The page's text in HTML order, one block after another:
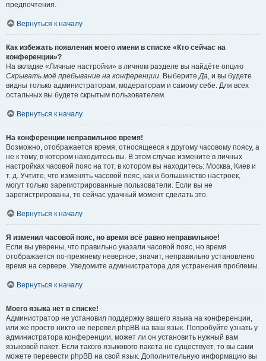
предпочтения.
Вернуться к началу
Как избежать появления моего имени в списке «Кто сейчас на
конференции»?
На вкладке «Личные настройки» в личном разделе вы найдёте опцию
Скрывать моё пребывание на конференции. ВыберитеДа, и вы будете
видны только администраторам, модераторам и самому себе. Для всех
остальных вы будете скрытым пользователем.
Вернуться к началу
На конференции неправильное время!
Возможно, отображается время, относящееся к другому часовому поясу, а
не к тому, в котором находитесь вы. В этом случае измените в личных
настройках часовой пояс на тот, в котором вы находитесь: Москва, Киев и
т. д. Учтите, что изменять часовой пояс, как и большинство настроек,
могут только зарегистрированные пользователи. Если вы не
зарегистрированы, то сейчас удачный момент сделать это.
Вернуться к началу
Я изменил часовой пояс, но время всё равно неправильное!
Если вы уверены, что правильно указали часовой пояс, но время
отображается по-прежнему неверное, значит, неправильно установлено
время на сервере. Уведомите администратора для устранения проблемы.
Вернуться к началу
Моего языка нет в списке!
Администратор не установил поддержку вашего языка на конференции,
или же просто никто не перевёл phpBB на ваш язык. Попробуйте узнать у
администратора конференции, может ли он установить нужный вам
языковой пакет. Если такого языкового пакета не существует, то вы сами
можете перевести phpBB на свой язык. Дополнительную информацию вы